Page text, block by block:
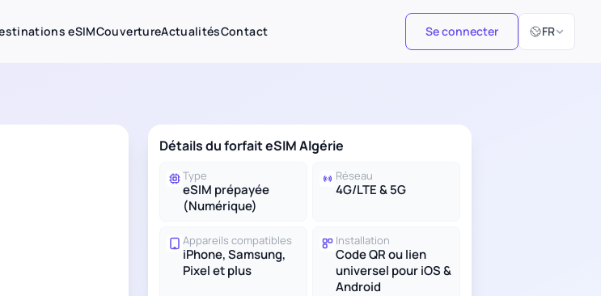
eSIMCouvertureActualitésContact Se connecter FR
Sélectionner
Détails du forfait eSIM Algérie
Type
eSIM prépayée
(Numérique)
Réseau
4G/LTE & 5G
Appareils compatibles
iPhone, Samsung,
Pixel et plus
Installation
Code QR ou lien
universel pour iOS &
Android